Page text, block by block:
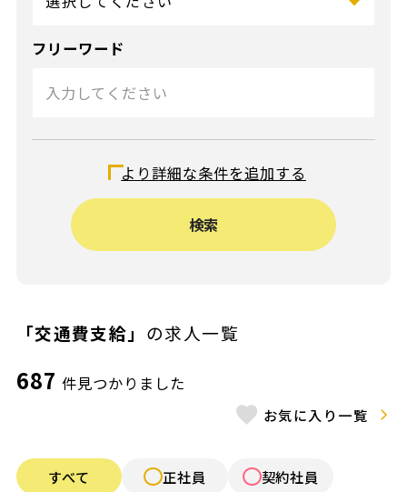
フリーワード
給与（時給）
〜
給与（月給）
施設形態
認定こども園
公立保育園
より詳細な条件を追加する
検索
「交通費支給」 の求人一覧
687 件見つかりました
お気に入り一覧
すべて 正社員
契約社員